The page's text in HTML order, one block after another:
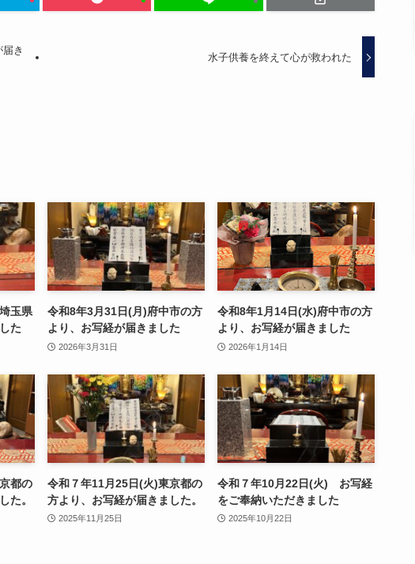
き
水子供養を終えて心が救われた
玉県
た
令和8年3月31日(月)府中市の方
より、お写経が届きました
2026年3月31日
令和8年1月14日(水)府中市の方
より、お写経が届きました
2026年1月14日
都の
た。
令和７年11月25日(火)東京都の
方より、お写経が届きました。
2025年11月25日
令和７年10月22日(火) お写経
をご奉納いただきました
2025年10月22日